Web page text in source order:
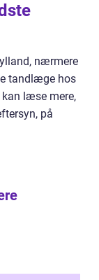
nærmere
tandlæge hos
læse mere,
på